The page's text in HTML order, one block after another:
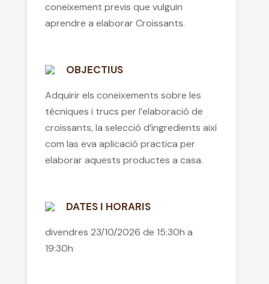
coneixement previs que vulguin
aprendre a elaborar Croissants.
OBJECTIUS
Adquirir els coneixements sobre les
tècniques i trucs per l’elaboració de
croissants, la selecció d’ingredients així
com las eva aplicació practica per
elaborar aquests productes a casa.
DATES I HORARIS
divendres 23/10/2026 de 15:30h a
19:30h